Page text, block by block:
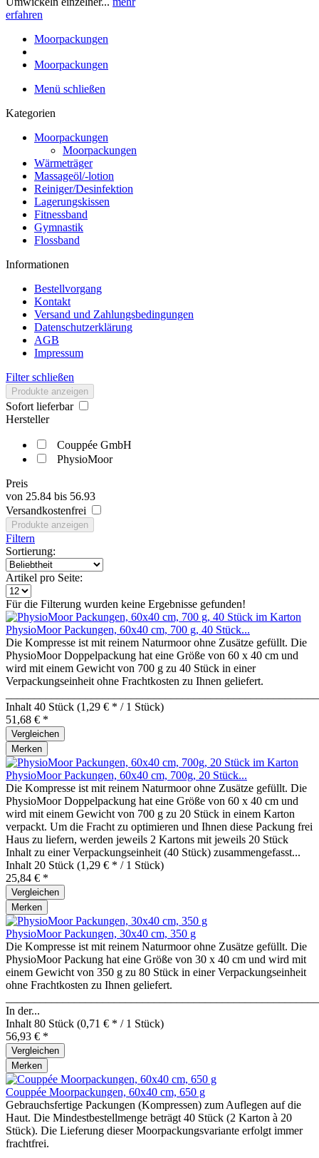
erfahren
Moorpackungen
Moorpackungen
Menü schließen
Kategorien
Moorpackungen
Moorpackungen
Wärmeträger
Massageöl/-lotion
Reiniger/Desinfektion
Lagerungskissen
Fitnessband
Gymnastik
Flossband
Informationen
Bestellvorgang
Kontakt
Versand und Zahlungsbedingungen
Datenschutzerklärung
AGB
Impressum
Filter schließen
Produkte anzeigen
Sofort lieferbar
Hersteller
Couppée GmbH
PhysioMoor
Preis
von 25.84 bis 56.93
Versandkostenfrei
Produkte anzeigen
Filtern
Sortierung:
Artikel pro Seite:
Für die Filterung wurden keine Ergebnisse gefunden!
PhysioMoor Packungen, 60x40 cm, 700 g, 40 Stück...
Die Kompresse ist mit reinem Naturmoor ohne Zusätze gefüllt. Die
PhysioMoor Doppelpackung hat eine Größe von 60 x 40 cm und
wird mit einem Gewicht von 700 g zu 40 Stück in einer
Verpackungseinheit ohne Frachtkosten zu Ihnen geliefert.
Inhalt 40 Stück (1,29 € * / 1 Stück)
51,68 € *
Vergleichen
Merken
PhysioMoor Packungen, 60x40 cm, 700g, 20 Stück...
Die Kompresse ist mit reinem Naturmoor ohne Zusätze gefüllt. Die
PhysioMoor Doppelpackung hat eine Größe von 60 x 40 cm und
wird mit einem Gewicht von 700 g zu 20 Stück in einem Karton
verpackt. Um die Fracht zu optimieren und Ihnen diese Packung frei
Haus zu liefern, werden jeweils 2 Kartons mit jeweils 20 Stück
Inhalt zu einer Verpackungseinheit (40 Stück) zusammengefasst...
Inhalt 20 Stück (1,29 € * / 1 Stück)
25,84 € *
Vergleichen
Merken
PhysioMoor Packungen, 30x40 cm, 350 g
Die Kompresse ist mit reinem Naturmoor ohne Zusätze gefüllt. Die
PhysioMoor Packung hat eine Größe von 30 x 40 cm und wird mit
einem Gewicht von 350 g zu 80 Stück in einer Verpackungseinheit
ohne Frachtkosten zu Ihnen geliefert.
In der...
Inhalt 80 Stück (0,71 € * / 1 Stück)
56,93 € *
Vergleichen
Merken
Couppée Moorpackungen, 60x40 cm, 650 g
Gebrauchsfertige Packungen (Kompressen) zum Auflegen auf die
Haut. Die Mindestbestellmenge beträgt 40 Stück (2 Karton à 20
Stück). Die Lieferung dieser Moorpackungsvariante erfolgt immer
frachtfrei.